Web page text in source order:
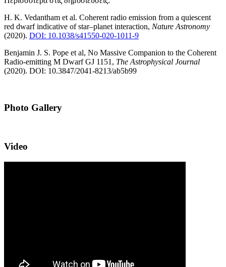
H. K. Vedantham et al. Coherent radio emission from a quiescent
red dwarf indicative of star–planet interaction, Nature Astronomy
(2020). DOI: 10.1038/s41550-020-1011-9
Benjamin J. S. Pope et al, No Massive Companion to the Coherent
Radio-emitting M Dwarf GJ 1151, The Astrophysical Journal
(2020). DOI: 10.3847/2041-8213/ab5b99
Photo Gallery
Video